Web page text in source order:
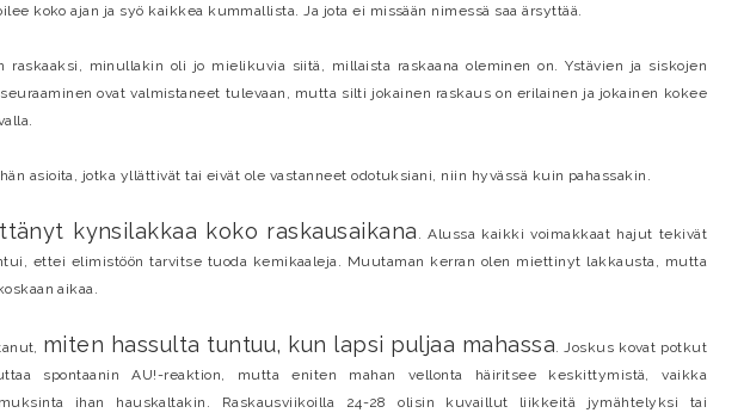
koko ajan ja syö kaikkea kummallista. Ja jota ei missään nimessä saa ärsyttää.
raskaaksi, minullakin oli jo mielikuvia siitä, millaista raskaana oleminen on. Ystävien ja siskojen
ovat valmistaneet tulevaan, mutta silti jokainen raskaus on erilainen ja jokainen kokee
asioita, jotka yllättivät tai eivät ole vastanneet odotuksiani, niin hyvässä kuin pahassakin.
kynsilakkaa koko raskausaikana
. Alussa kaikki voimakkaat hajut tekivät
ettei elimistöön tarvitse tuoda kemikaaleja. Muutaman kerran olen miettinyt lakkausta, mutta
aikaa.
miten hassulta tuntuu, kun lapsi puljaa mahassa . Joskus kovat potkut
spontaanin AU!-reaktion, mutta eniten mahan vellonta häiritsee keskittymistä, vaikka
ihan hauskaltakin. Raskausviikoilla 24-28 olisin kuvaillut liikkeitä jymähtelyksi tai